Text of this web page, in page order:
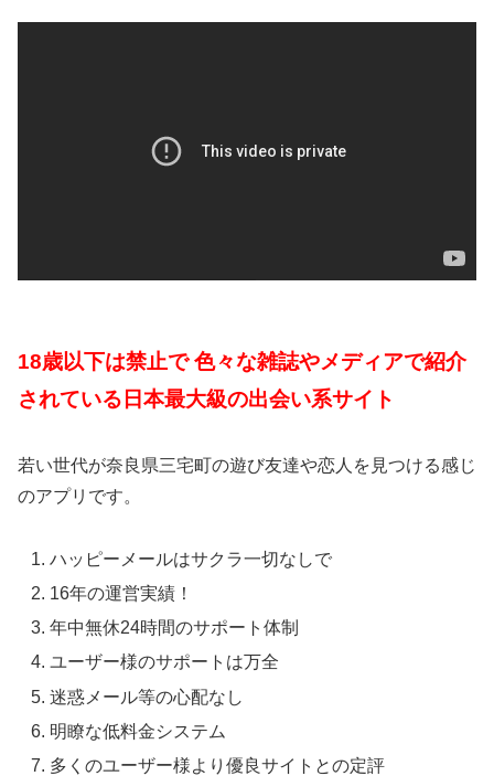
18歳以下は禁止で 色々な雑誌やメディアで紹介
されている日本最大級の出会い系サイト
若い世代が奈良県三宅町の遊び友達や恋人を見つける感じ
のアプリです。
ハッピーメールはサクラ一切なしで
16年の運営実績！
年中無休24時間のサポート体制
ユーザー様のサポートは万全
迷惑メール等の心配なし
明瞭な低料金システム
多くのユーザー様より優良サイトとの定評